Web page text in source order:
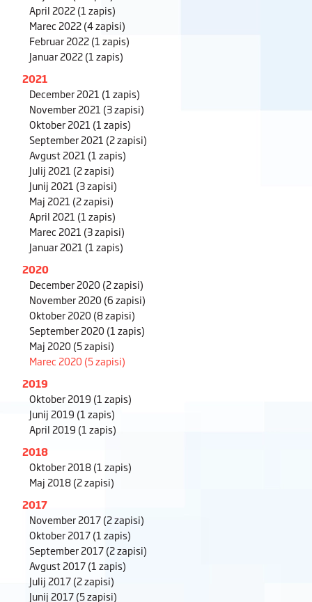
April 2022(1 zapis)
Marec 2022(4 zapisi)
Februar 2022(1 zapis)
Januar 2022(1 zapis)
2021
December 2021 (1 zapis)
November 2021 (3 zapisi)
Oktober 2021 (1 zapis)
September 2021 (2 zapisi)
Avgust 2021 (1 zapis)
Julij 2021 (2 zapisi)
Junij 2021 (3 zapisi)
Maj 2021 (2 zapisi)
April 2021 (1 zapis)
Marec 2021 (3 zapisi)
Januar 2021 (1 zapis)
2020
December 2020(2 zapisi)
November 2020(6 zapisi)
Oktober 2020(8 zapisi)
September 2020(1 zapis)
Maj 2020(5 zapisi)
Marec 2020 (5 zapisi)
2019
Oktober 2019 (1 zapis)
Junij 2019 (1 zapis)
April 2019 (1 zapis)
2018
Oktober 2018(1 zapis)
Maj 2018(2 zapisi)
2017
November 2017(2 zapisi)
Oktober 2017(1 zapis)
September 2017(2 zapisi)
Avgust 2017(1 zapis)
Julij 2017(2 zapisi)
Junij 2017(5 zapisi)